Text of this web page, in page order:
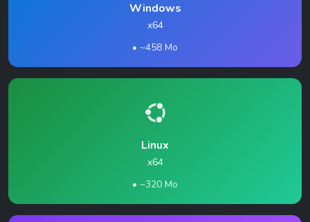
Windows
x64
• ~458 Mo
Linux
x64
• ~320 Mo